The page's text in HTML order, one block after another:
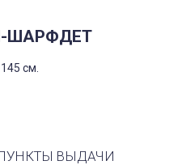
ШАРФДЕТ
см.
ВЫДАЧИ